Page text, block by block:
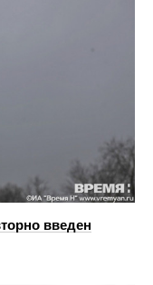
введен